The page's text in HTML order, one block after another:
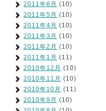
2011年6月 (10)
2011年5月 (10)
2011年4月 (10)
2011年3月 (10)
2011年2月 (10)
2011年1月 (11)
2010年12月 (10)
2010年11月 (10)
2010年10月 (11)
2010年9月 (10)